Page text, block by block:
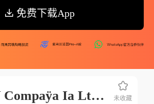
免费下载App
Reyes Y Compaÿa Ia Ltda. 未收藏